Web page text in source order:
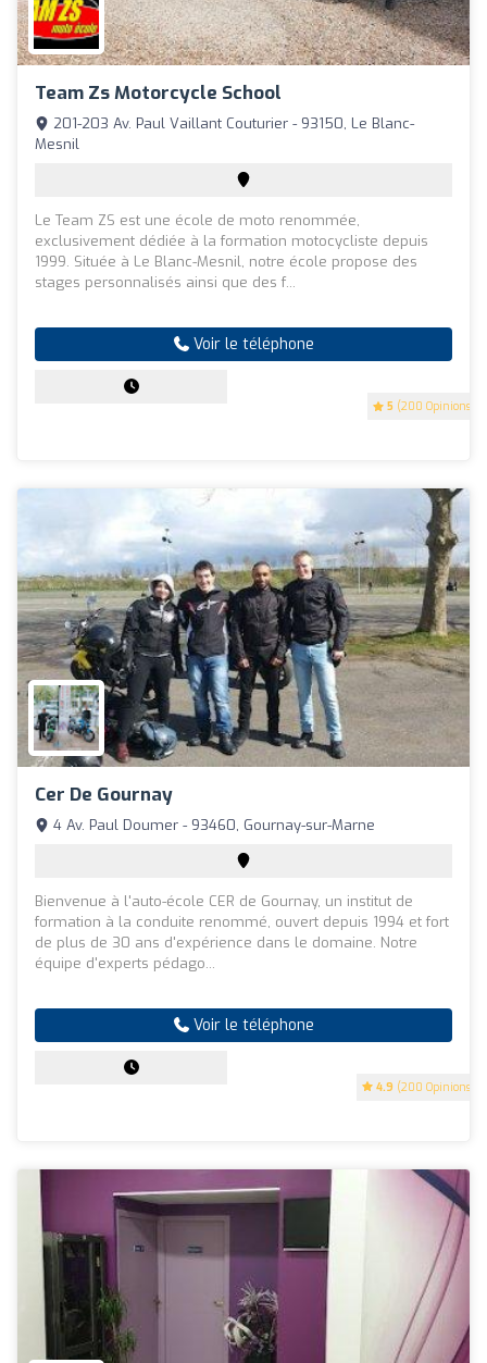
Team Zs Motorcycle School
5 (200 Opinions)
201-203 Av. Paul Vaillant Couturier - 93150, Le Blanc-
Mesnil
Le Team ZS est une école de moto renommée,
exclusivement dédiée à la formation motocycliste depuis
1999. Située à Le Blanc-Mesnil, notre école propose des
stages personnalisés ainsi que des f...
Voir le téléphone
Cer De Gournay
4.9 (200 Opinions)
4 Av. Paul Doumer - 93460, Gournay-sur-Marne
Bienvenue à l'auto-école CER de Gournay, un institut de
formation à la conduite renommé, ouvert depuis 1994 et fort
de plus de 30 ans d'expérience dans le domaine. Notre
équipe d'experts pédago...
Voir le téléphone